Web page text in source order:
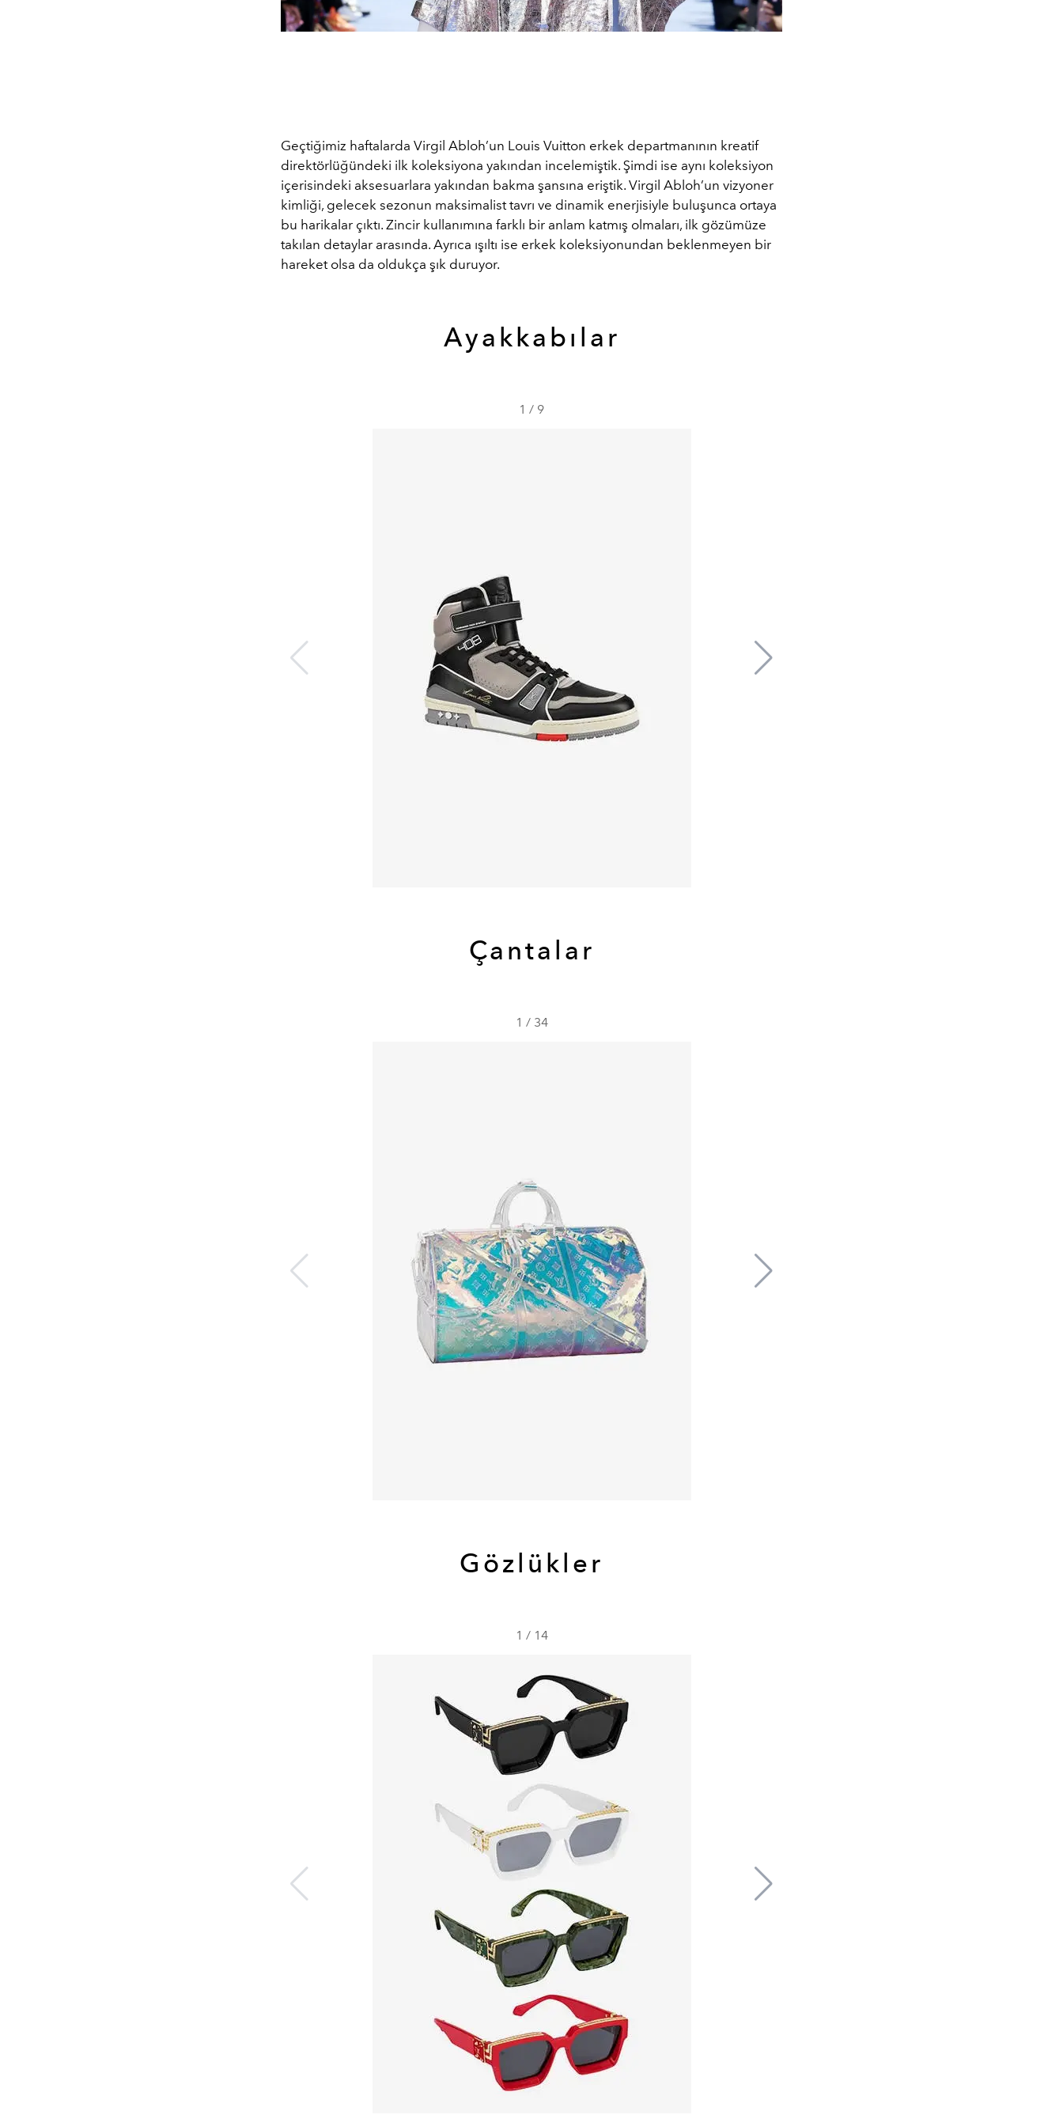
Geçtiğimiz haftalarda Virgil Abloh’un Louis Vuitton erkek departmanının kreatif
direktörlüğündeki ilk koleksiyona yakından incelemiştik. Şimdi ise aynı koleksiyon
içerisindeki aksesuarlara yakından bakma şansına eriştik. Virgil Abloh’un vizyoner
kimliği, gelecek sezonun maksimalist tavrı ve dinamik enerjisiyle buluşunca ortaya
bu harikalar çıktı. Zincir kullanımına farklı bir anlam katmış olmaları, ilk gözümüze
takılan detaylar arasında. Ayrıca ışıltı ise erkek koleksiyonundan beklenmeyen bir
hareket olsa da oldukça şık duruyor.
Ayakkabılar
1 / 9
Çantalar
1 / 34
Gözlükler
1 / 14